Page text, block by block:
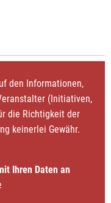
den Informationen,
(Initiativen,
die Richtigkeit der
keinerlei Gewähr.
Ihren Daten an